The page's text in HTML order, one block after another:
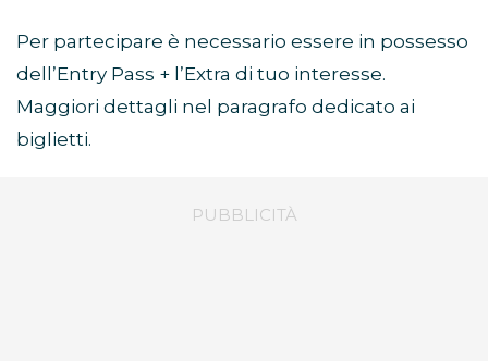
Per partecipare è necessario essere in possesso
dell’Entry Pass + l’Extra di tuo interesse.
Maggiori dettagli nel paragrafo dedicato ai
biglietti.